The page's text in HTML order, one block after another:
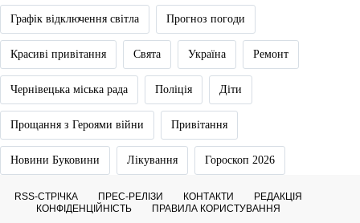
Графік відключення світла Прогноз погоди
Красиві привітання Свята Україна Ремонт
Чернівецька міська рада Поліція Діти
Прощання з Героями війни Привітання
Новини Буковини Лікування Гороскоп 2026
RSS-СТРІЧКА ПРЕС-РЕЛІЗИ КОНТАКТИ
РЕДАКЦІЯ
КОНФІДЕНЦІЙНІСТЬ
ПРАВИЛА КОРИСТУВАННЯ